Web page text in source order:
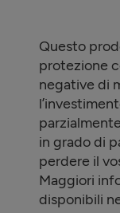
Questo
protezione
negative di
in grado di
perdere il
Maggiori
disponibili